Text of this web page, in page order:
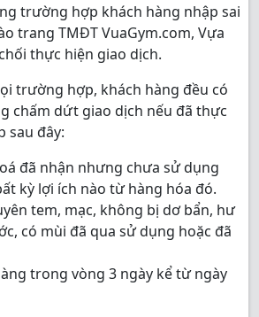
trường hợp khách hàng nhập sai
trang TMĐT VuaGym.com, Vựa
thực hiện giao dịch.
trường hợp, khách hàng đều có
chấm dứt giao dịch nếu đã thực
sau đây:
đã nhận nhưng chưa sử dụng
kỳ lợi ích nào từ hàng hóa đó.
tem, mạc, không bị dơ bẩn, hư
có mùi đã qua sử dụng hoặc đã
trong vòng 3 ngày kể từ ngày